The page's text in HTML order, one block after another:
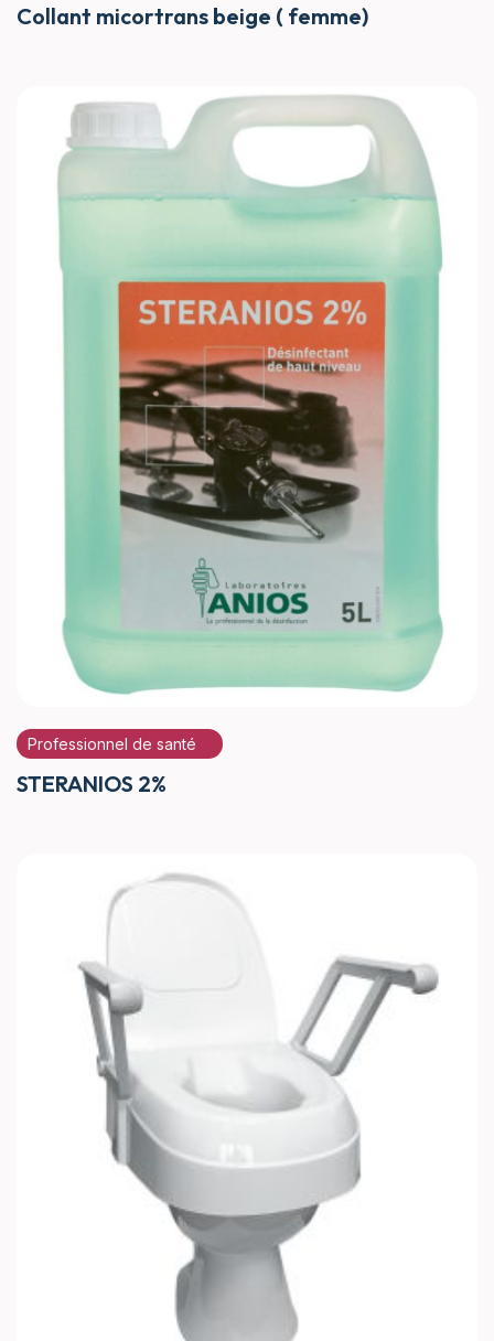
Collant micortrans beige ( femme)
Professionnel de santé
STERANIOS 2%